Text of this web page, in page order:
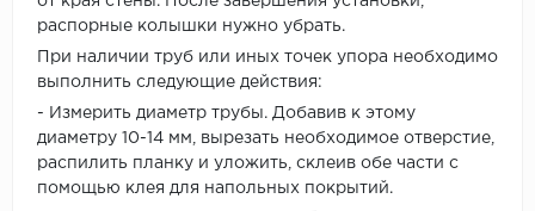
распорные колышки нужно убрать.
При наличии труб или иных точек упора необходимо
выполнить следующие действия:
- Измерить диаметр трубы. Добавив к этому
диаметру 10-14 мм, вырезать необходимое отверстие,
распилить планку и уложить, склеив обе части с
помощью клея для напольных покрытий.